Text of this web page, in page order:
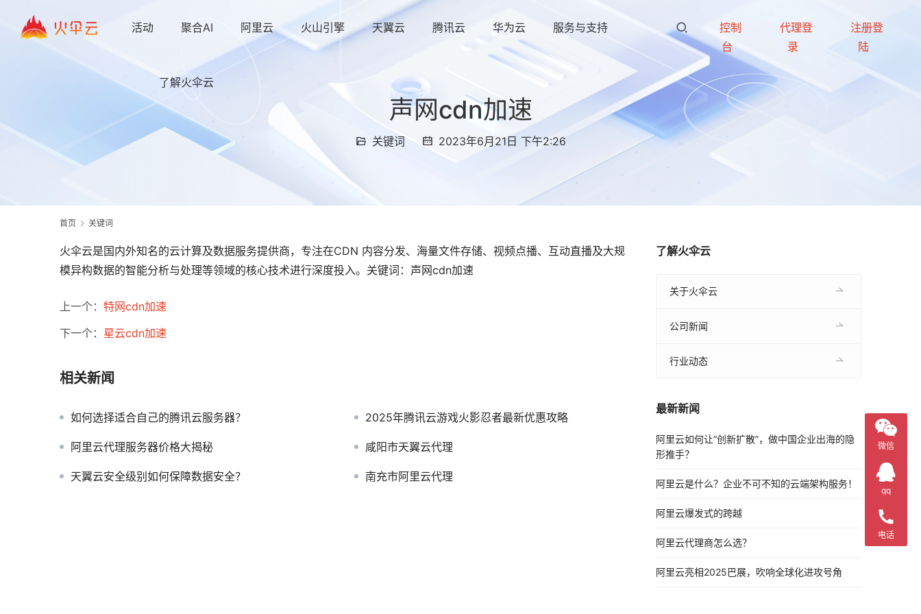
活动 聚合AI 阿里云 火山引擎 天翼云 腾讯云 华为云 服务与支持
了解火伞云
控制
台
代理登
录
注册登
陆
声网cdn加速
关键词 2023年6月21日 下午2:26
首页 关键词
火伞云是国内外知名的云计算及数据服务提供商，专注在CDN 内容分发、海量文件存储、视频点播、互动直播及大规
模异构数据的智能分析与处理等领域的核心技术进行深度投入。关键词：声网cdn加速
上一个： 特网cdn加速
下一个： 星云cdn加速
相关新闻
如何选择适合自己的腾讯云服务器？ 2025年腾讯云游戏火影忍者最新优惠攻略
阿里云代理服务器价格大揭秘 咸阳市天翼云代理
天翼云安全级别如何保障数据安全？ 南充市阿里云代理
了解火伞云
关于火伞云
公司新闻
行业动态
最新新闻
阿里云如何让“创新扩散”，做中国企业出海的隐
形推手？
阿里云是什么？企业不可不知的云端架构服务！
阿里云爆发式的跨越
阿里云代理商怎么选？
阿里云亮相2025巴展，吹响全球化进攻号角
微信
qq
电话